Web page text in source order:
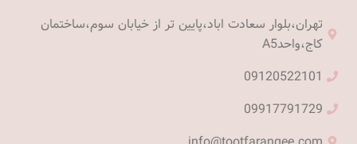
تهران،بلوار سعادت اباد،پایین تر از خیابان سوم،ساختمان
کاج،واحدA5
09120522101
09917791729